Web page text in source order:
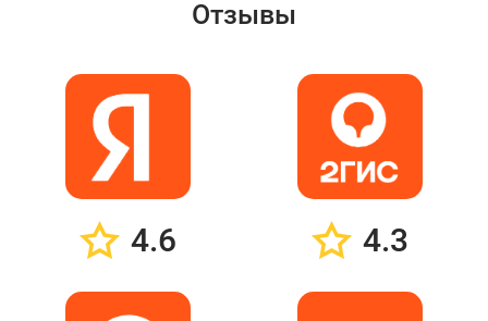
Отзывы
4.6 4.3